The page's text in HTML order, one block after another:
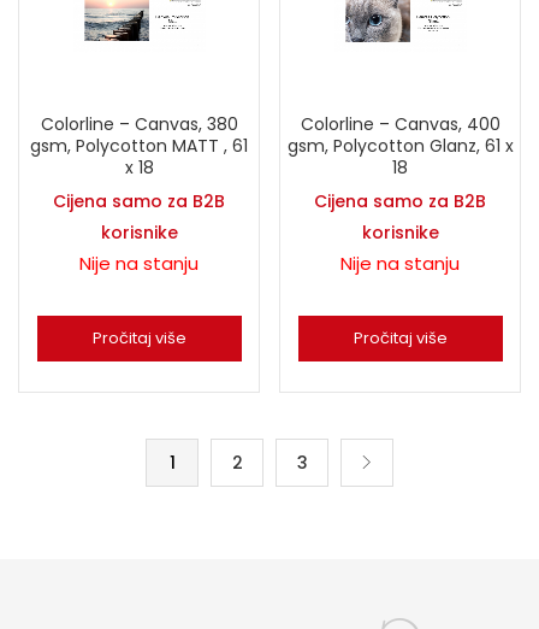
Colorline – Canvas, 380
gsm, Polycotton MATT , 61
x 18
Cijena samo za B2B
korisnike
Nije na stanju
Pročitaj više
Colorline – Canvas, 400
gsm, Polycotton Glanz, 61 x
18
Cijena samo za B2B
korisnike
Nije na stanju
Pročitaj više
1 2 3